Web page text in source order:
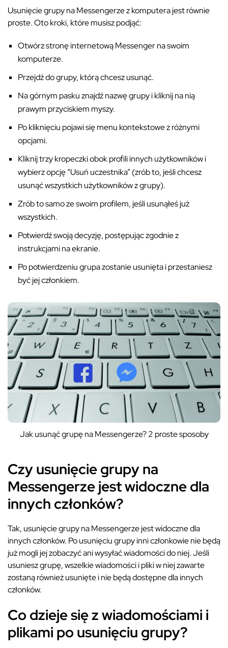
Usunięcie grupy na Messengerze z komputera jest równie
proste. Oto kroki, które musisz podjąć:
Otwórz stronę internetową Messenger na swoim
komputerze.
Przejdź do grupy, którą chcesz usunąć.
Na górnym pasku znajdź nazwę grupy i kliknij na nią
prawym przyciskiem myszy.
Po kliknięciu pojawi się menu kontekstowe z różnymi
opcjami.
Kliknij trzy kropeczki obok profili innych użytkowników i
wybierz opcję “Usuń uczestnika” (zrób to, jeśli chcesz
usunąć wszystkich użytkowników z grupy).
Zrób to samo ze swoim profilem, jeśli usunąłeś już
wszystkich.
Potwierdź swoją decyzję, postępując zgodnie z
instrukcjami na ekranie.
Po potwierdzeniu grupa zostanie usunięta i przestaniesz
być jej członkiem.
Jak usunąć grupę na Messengerze? 2 proste sposoby
Czy usunięcie grupy na
Messengerze jest widoczne dla
innych członków?
Tak, usunięcie grupy na Messengerze jest widoczne dla
innych członków. Po usunięciu grupy inni członkowie nie będą
już mogli jej zobaczyć ani wysyłać wiadomości do niej. Jeśli
usuniesz grupę, wszelkie wiadomości i pliki w niej zawarte
zostaną również usunięte i nie będą dostępne dla innych
członków.
Co dzieje się z wiadomościami i
plikami po usunięciu grupy?